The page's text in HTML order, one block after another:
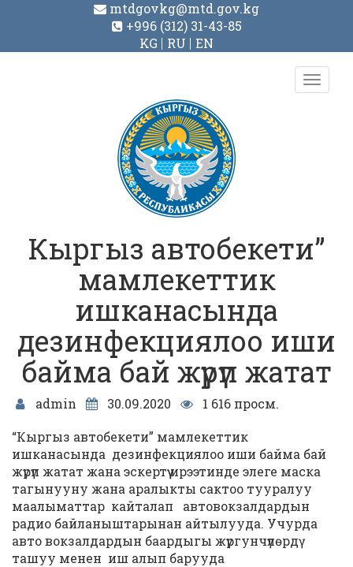
mtdgovkg@mtd.gov.kg
+996 (312) 31-43-85
KG
RU EN
Toggle
Кыргыз автобекети”
мамлекеттик
ишканасында
дезинфекциялоо иши
байма бай жүрүп жатат
admin 30.09.2020
1 616 просм.
“Кыргыз автобекети” мамлекеттик
ишканасында дезинфекциялоо иши байма бай
жүрүп жатат жана эскертүү ирээтинде элеге маска
тагынууну жана аралыкты сактоо тууралуу
маалыматтар кайталап автовокзалдардын
радио байланыштарынан айтылууда. Учурда
авто вокзалдардын баардыгы жүргунчүлѳрдү
ташуу менен иш алып барууда